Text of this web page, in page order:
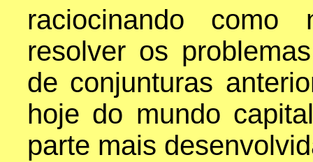
raciocinando
resolver os
de conjunturas
hoje do mundo
parte mais